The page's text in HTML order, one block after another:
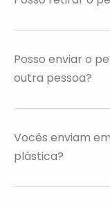
Posso enviar o
outra pessoa?
Vocês enviam
plástica?